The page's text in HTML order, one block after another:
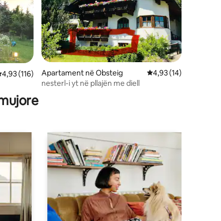
mesatar 4,93 nga 5, 116 vlerësime
4,93 (116)
Apartament në Obsteig Vlerësimi mesatar
4,93 (14)
nesterl-i yt në pllajën me diell